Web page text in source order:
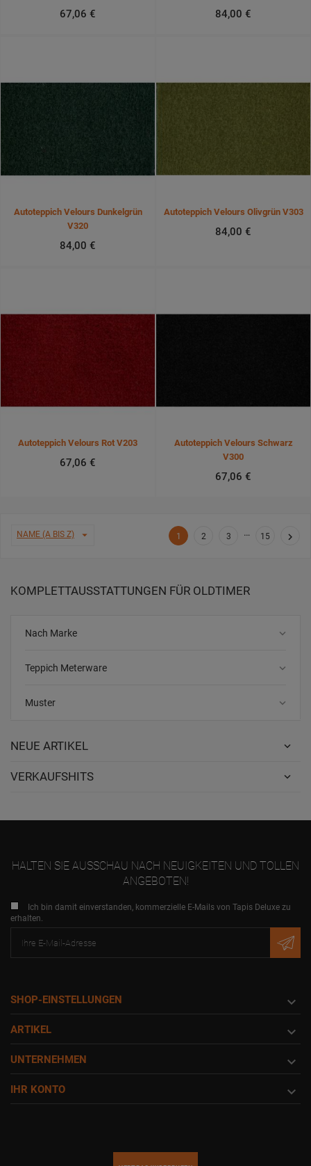
KOMPLETTAUSSTATTUNGEN FÜR OLDTIMER
Nach Marke keyboard_arrow_down
Teppich Meterware keyboard_arrow_down
Muster keyboard_arrow_down
NEUE ARTIKEL
VERKAUFSHITS
67,06 € 84,00 €
Autoteppich Velours Dunkelgrün
V320
84,00 €
Autoteppich Velours Olivgrün V303
84,00 €
Autoteppich Velours Rot V203
67,06 €
Autoteppich Velours Schwarz
V300
67,06 €
NAME (A BIS Z)  1 2 3 … 15 
HALTEN SIE AUSSCHAU NACH NEUIGKEITEN UND TOLLEN
ANGEBOTEN!
Ich bin damit einverstanden, kommerzielle E-Mails von Tapis Deluxe zu
erhalten.
SHOP-EINSTELLUNGEN 
ARTIKEL 
UNTERNEHMEN 
IHR KONTO 